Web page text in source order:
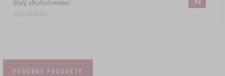
Malý alkoholometer
4,53 EUR/ks.
PODOBNÉ PRODUKTY